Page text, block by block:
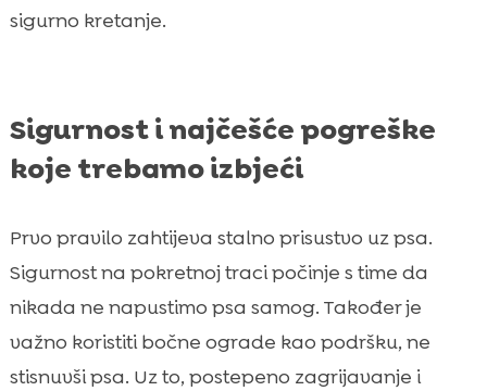
sigurno kretanje.
Sigurnost i najčešće pogreške
koje trebamo izbjeći
Prvo pravilo zahtijeva stalno prisustvo uz psa.
Sigurnost na pokretnoj traci počinje s time da
nikada ne napustimo psa samog. Također je
važno koristiti bočne ograde kao podršku, ne
stisnuvši psa. Uz to, postepeno zagrijavanje i